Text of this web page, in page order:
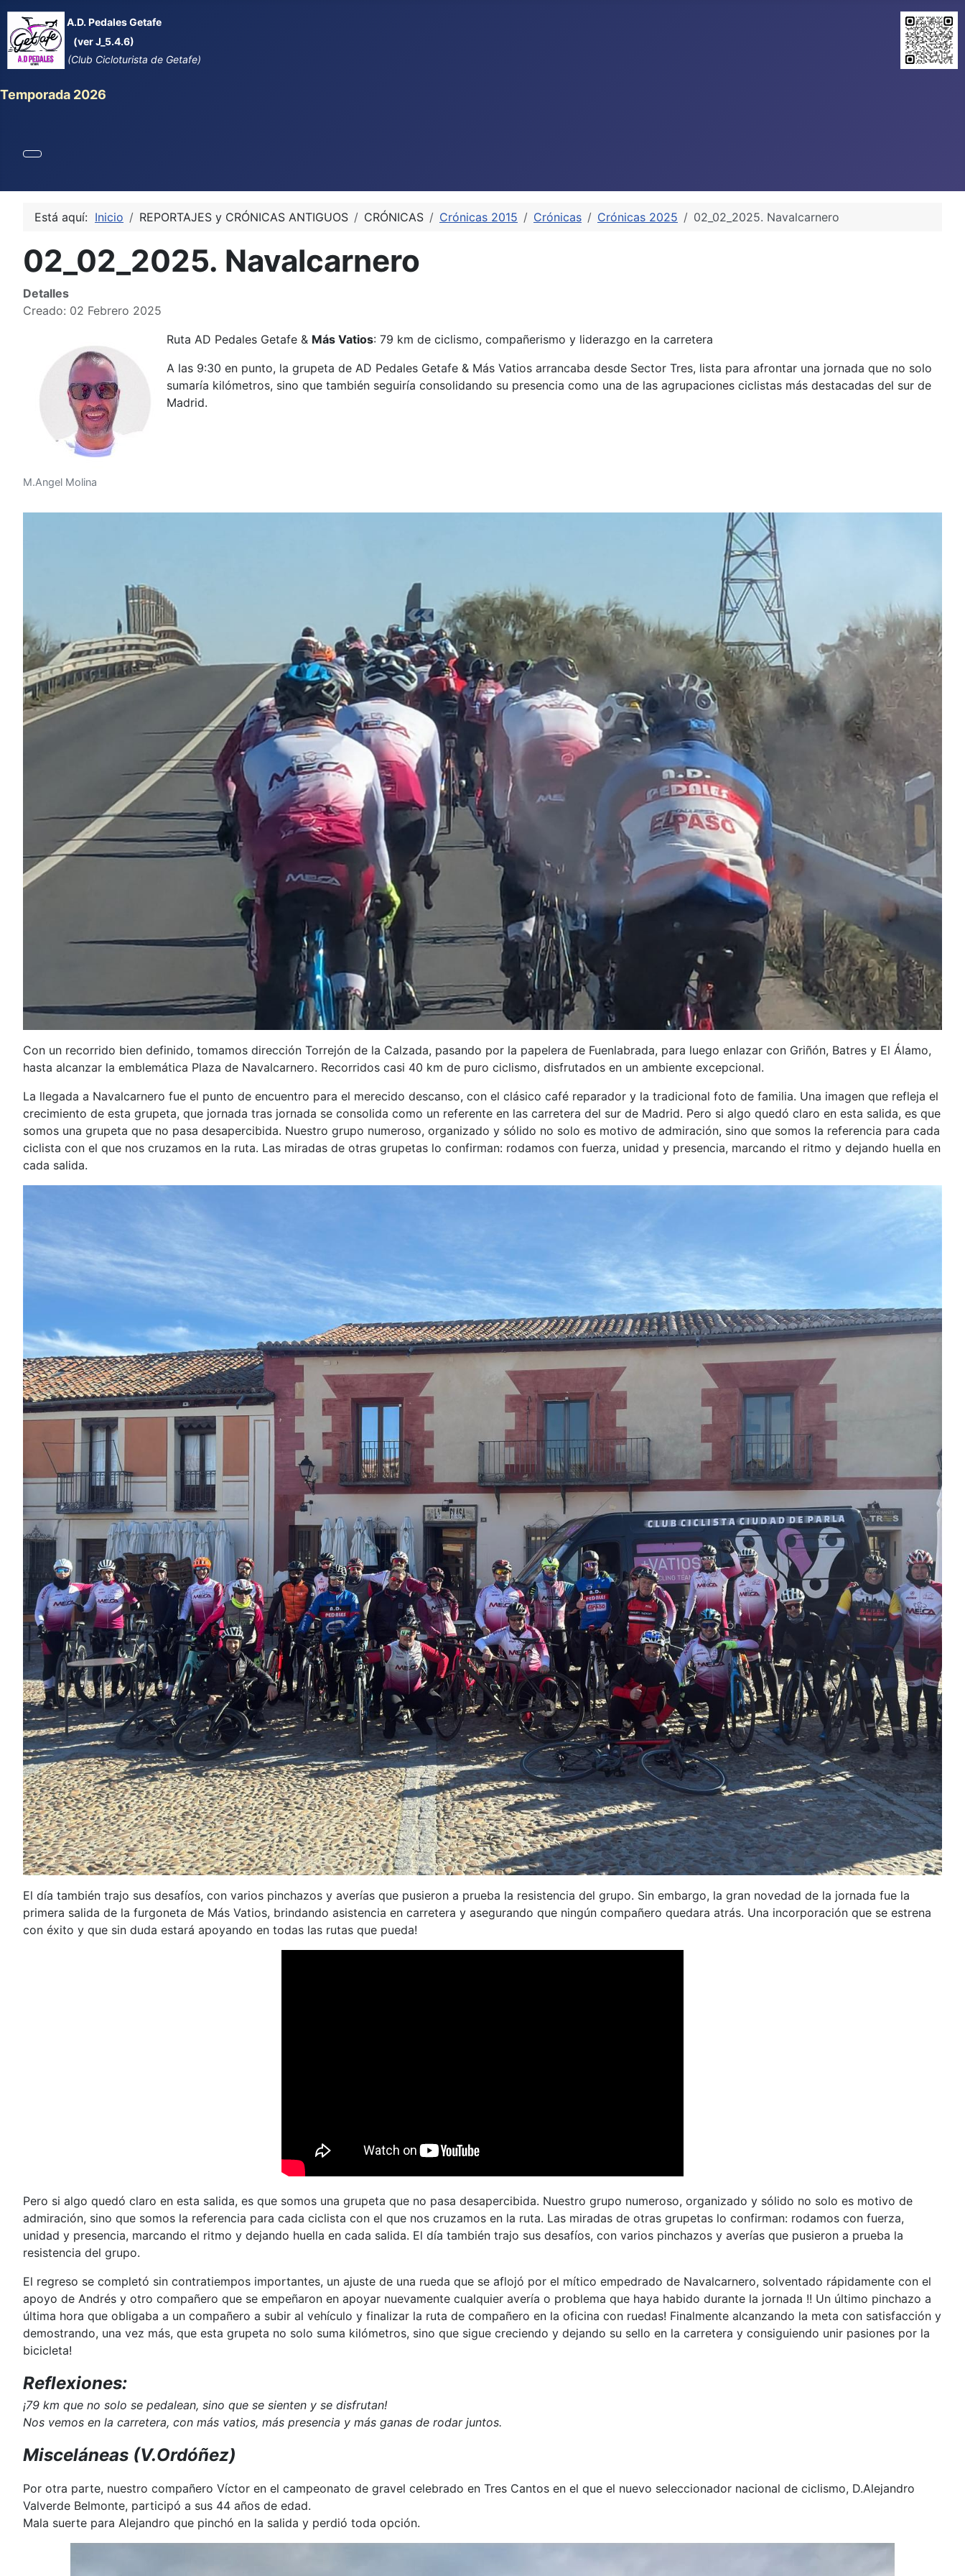
A.D. Pedales Getafe
(ver J_5.4.6)
(Club Cicloturista de Getafe)
Temporada 2026
Está aquí: Inicio REPORTAJES y CRÓNICAS ANTIGUOS CRÓNICAS Crónicas 2015 Crónicas Crónicas 2025 02_02_2025. Navalcarnero
02_02_2025. Navalcarnero
Detalles
Creado: 02 Febrero 2025
M.Angel Molina
Ruta AD Pedales Getafe & Más Vatios: 79 km de ciclismo, compañerismo y liderazgo en la carretera
A las 9:30 en punto, la grupeta de AD Pedales Getafe & Más Vatios arrancaba desde Sector Tres, lista para afrontar una jornada que no solo
sumaría kilómetros, sino que también seguiría consolidando su presencia como una de las agrupaciones ciclistas más destacadas del sur de
Madrid.
Con un recorrido bien definido, tomamos dirección Torrejón de la Calzada, pasando por la papelera de Fuenlabrada, para luego enlazar con Griñón, Batres y El Álamo,
hasta alcanzar la emblemática Plaza de Navalcarnero. Recorridos casi 40 km de puro ciclismo, disfrutados en un ambiente excepcional.
La llegada a Navalcarnero fue el punto de encuentro para el merecido descanso, con el clásico café reparador y la tradicional foto de familia. Una imagen que refleja el
crecimiento de esta grupeta, que jornada tras jornada se consolida como un referente en las carretera del sur de Madrid. Pero si algo quedó claro en esta salida, es que
somos una grupeta que no pasa desapercibida. Nuestro grupo numeroso, organizado y sólido no solo es motivo de admiración, sino que somos la referencia para cada
ciclista con el que nos cruzamos en la ruta. Las miradas de otras grupetas lo confirman: rodamos con fuerza, unidad y presencia, marcando el ritmo y dejando huella en
cada salida.
El día también trajo sus desafíos, con varios pinchazos y averías que pusieron a prueba la resistencia del grupo. Sin embargo, la gran novedad de la jornada fue la
primera salida de la furgoneta de Más Vatios, brindando asistencia en carretera y asegurando que ningún compañero quedara atrás. Una incorporación que se estrena
con éxito y que sin duda estará apoyando en todas las rutas que pueda!
Pero si algo quedó claro en esta salida, es que somos una grupeta que no pasa desapercibida. Nuestro grupo numeroso, organizado y sólido no solo es motivo de
admiración, sino que somos la referencia para cada ciclista con el que nos cruzamos en la ruta. Las miradas de otras grupetas lo confirman: rodamos con fuerza,
unidad y presencia, marcando el ritmo y dejando huella en cada salida. El día también trajo sus desafíos, con varios pinchazos y averías que pusieron a prueba la
resistencia del grupo.
El regreso se completó sin contratiempos importantes, un ajuste de una rueda que se aflojó por el mítico empedrado de Navalcarnero, solventado rápidamente con el
apoyo de Andrés y otro compañero que se empeñaron en apoyar nuevamente cualquier avería o problema que haya habido durante la jornada !! Un último pinchazo a
última hora que obligaba a un compañero a subir al vehículo y finalizar la ruta de compañero en la oficina con ruedas! Finalmente alcanzando la meta con satisfacción y
demostrando, una vez más, que esta grupeta no solo suma kilómetros, sino que sigue creciendo y dejando su sello en la carretera y consiguiendo unir pasiones por la
bicicleta!
Reflexiones:
¡79 km que no solo se pedalean, sino que se sienten y se disfrutan!
Nos vemos en la carretera, con más vatios, más presencia y más ganas de rodar juntos.
Misceláneas (V.Ordóñez)
Por otra parte, nuestro compañero Víctor en el campeonato de gravel celebrado en Tres Cantos en el que el nuevo seleccionador nacional de ciclismo, D.Alejandro
Valverde Belmonte, participó a sus 44 años de edad.
Mala suerte para Alejandro que pinchó en la salida y perdió toda opción.